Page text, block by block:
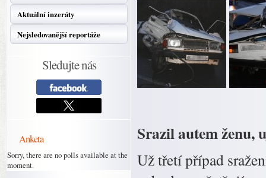
Aktuální inzeráty
Nejsledovanější reportáže
Sledujte nás
Anketa
Sorry, there are no polls available at the
moment.
Srazil autem ženu,
Už třetí případ